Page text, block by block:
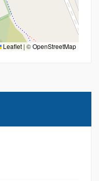
Leaflet | ©OpenStreetMap